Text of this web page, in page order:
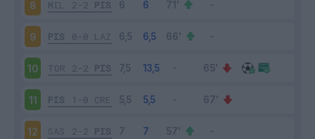
8 MIL 2-2 PIS
9 PIS 0-0 LAZ
10 TOR 2-2 PIS
11 PIS 1-0 CRE
12 SAS 2-2 PIS